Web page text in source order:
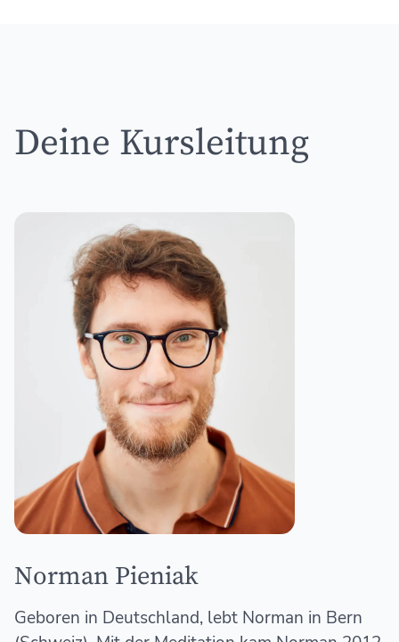
Deine Kursleitung
Norman Pieniak
Geboren in Deutschland, lebt Norman in Bern